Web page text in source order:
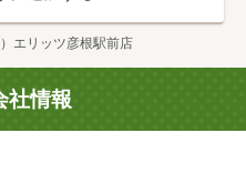
）エリッツ彦根駅前店
社情報